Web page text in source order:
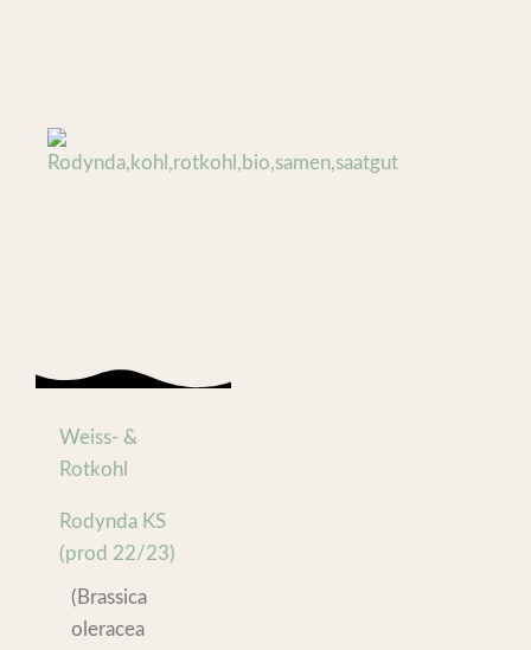
Weiss- &
Rotkohl
Rodynda KS
(prod 22/23)
(Brassica
oleracea